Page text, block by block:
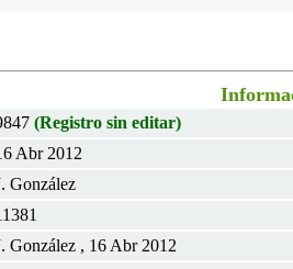
(Registro sin editar)
Abr 2012
González
González , 16 Abr 2012